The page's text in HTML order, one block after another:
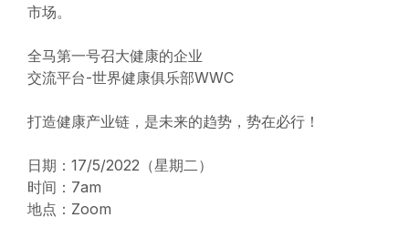
市场。
全马第一号召大健康的企业
交流平台-世界健康俱乐部WWC
打造健康产业链，是未来的趋势，势在必行！
日期：17/5/2022（星期二）
时间：7am
地点：Zoom